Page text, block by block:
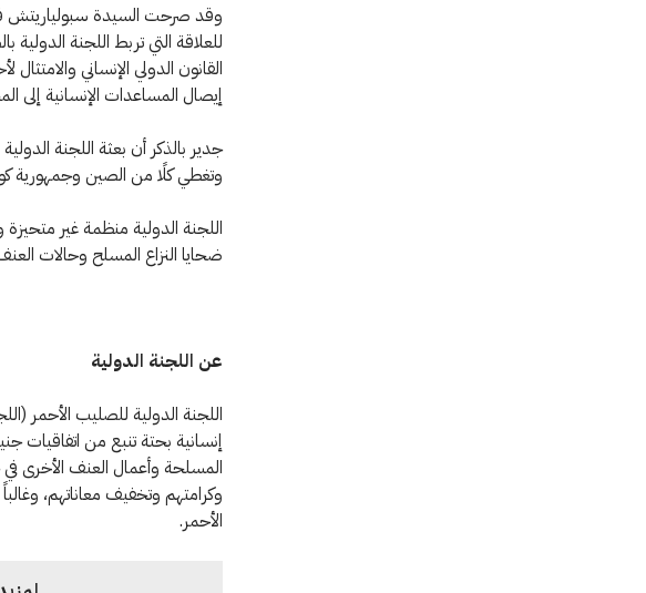
وقد صرحت السيدة سبولياريتش قبيل
للعلاقة التي تربط اللجنة
القانون الدولي الإنساني
إيصال المساعدات الإنسانية إلى
وتغطي كلًا من الصين وجمهورية
اللجنة الدولية منظمة غير
ضحايا النزاع المسلح وحالات
عن اللجنة الدولية
اللجنة الدولية للصليب الأحمر
المسلحة وأعمال العنف الأخرى في
وكرامتهم وتخفيف معاناتهم،
الأحمر.